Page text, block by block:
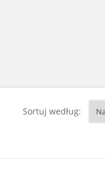
Sortuj według: